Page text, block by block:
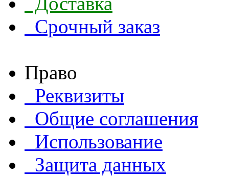
Срочный заказ
Право
Реквизиты
Общие соглашения
Использование
Защита данных